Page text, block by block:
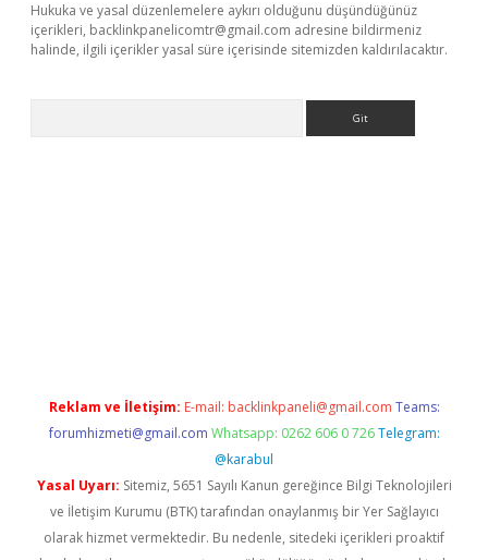
Hukuka ve yasal düzenlemelere aykırı olduğunu düşündüğünüz
içerikleri, backlinkpanelicomtr@gmail.com adresine bildirmeniz
halinde, ilgili içerikler yasal süre içerisinde sitemizden kaldırılacaktır.
Reklam ve İletişim: E-mail: backlinkpaneli@gmail.com Teams:
forumhizmeti@gmail.com Whatsapp: 0262 606 0 726 Telegram:
@karabul
Yasal Uyarı: Sitemiz, 5651 Sayılı Kanun gereğince Bilgi Teknolojileri
ve İletişim Kurumu (BTK) tarafından onaylanmış bir Yer Sağlayıcı
olarak hizmet vermektedir. Bu nedenle, sitedeki içerikleri proaktif